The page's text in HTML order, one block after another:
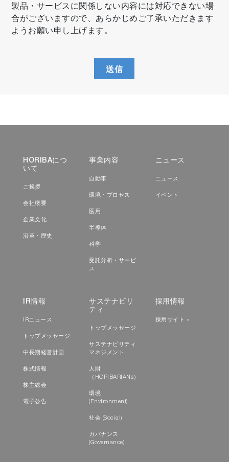
製品・サービスに関係しない内容には対応できない場
合がございますので、あらかじめご了承いただきます
ようお願い申し上げます。
送信
HORIBAにつ
いて
ご挨拶
会社概要
企業文化
沿革・歴史
事業内容
自動車
環境・プロセス
医用
半導体
科学
受託分析・サービ
ス
ニュース
ニュース
イベント
IR情報
IRニュース
トップメッセージ
中長期経営計画
株式情報
株主総会
電子公告
サステナビリ
ティ
トップメッセージ
サステナビリティ
マネジメント
人財
（HORIBARIANs）
環境
(Environment)
社会 (Social)
ガバナンス
(Governance)
採用情報
採用サイト »